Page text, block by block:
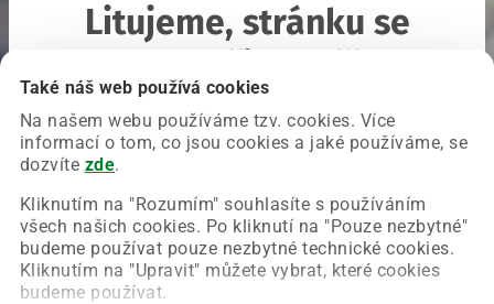
Také náš web používá cookies
Na našem webu používáme tzv. cookies. Více
informací o tom, co jsou cookies a jaké používáme, se
dozvíte zde.
Kliknutím na "Rozumím" souhlasíte s používáním
všech našich cookies. Po kliknutí na "Pouze nezbytné"
budeme používat pouze nezbytné technické cookies.
Kliknutím na "Upravit" můžete vybrat, které cookies
budeme používat.
Litujeme, stránku se
Chyba nastala na naší straně a už ji opravujeme.
Zkuste prosím znovu načíst požadovanou stránku.
Obnovit stránku Úvodní strana